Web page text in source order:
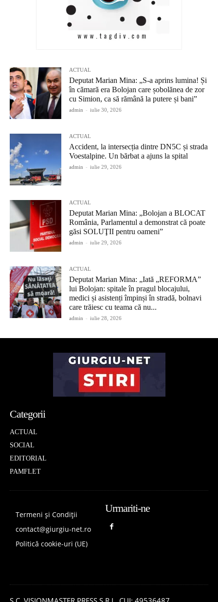
ACTUAL
Deputat Marian Mina: „S-a aprins lumina! Și
în cămară era Bolojan care șobolănea de zor
cu Simion, ca să rămână la putere și bani”
admin - iulie 30, 2026
ACTUAL
Accident, la intersecția dintre DN5C și strada
Voestalpine. Un bărbat a ajuns la spital
admin - iulie 29, 2026
ACTUAL
Deputat Marian Mina: „Bolojan a BLOCAT
România, Parlamentul a demonstrat că poate
găsi SOLUŢII pentru oameni”
admin - iulie 29, 2026
ACTUAL
Deputat Marian Mina: „Iată „REFORMA”
lui Bolojan: spitale în pragul blocajului,
medici și asistenți împinși în stradă, bolnavi
care trăiesc cu teama că nu...
admin - iulie 28, 2026
Categorii
ACTUAL
SOCIAL
EDITORIAL
PAMFLET
Termeni și Condiții
contact@giurgiu-net.ro
Politică cookie-uri (UE)
Urmariti-ne